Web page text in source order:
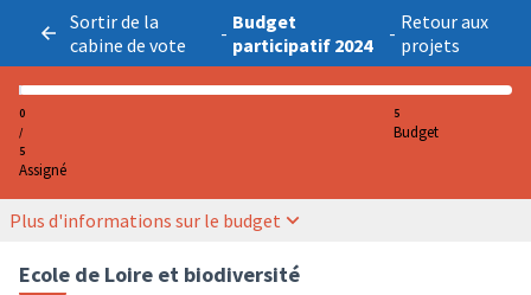
Sortir de la
cabine de vote
- Budget
participatif 2024
- Retour aux
projets
0
/
5
Assigné
5
Budget
Plus d'informations sur le budget
Ecole de Loire et biodiversité